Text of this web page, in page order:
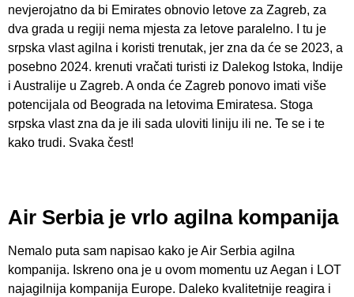
nevjerojatno da bi Emirates obnovio letove za Zagreb, za
dva grada u regiji nema mjesta za letove paralelno. I tu je
srpska vlast agilna i koristi trenutak, jer zna da će se 2023, a
posebno 2024. krenuti vračati turisti iz Dalekog Istoka, Indije
i Australije u Zagreb. A onda će Zagreb ponovo imati više
potencijala od Beograda na letovima Emiratesa. Stoga
srpska vlast zna da je ili sada uloviti liniju ili ne. Te se i te
kako trudi. Svaka čest!
Air Serbia je vrlo agilna kompanija
Nemalo puta sam napisao kako je Air Serbia agilna
kompanija. Iskreno ona je u ovom momentu uz Aegan i LOT
najagilnija kompanija Europe. Daleko kvalitetnije reagira i